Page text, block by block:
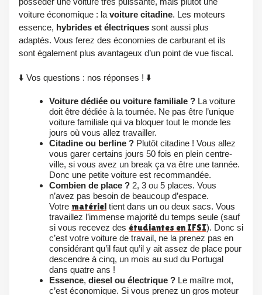
voiture économique : la voiture citadine. Les moteurs
essence, hybrides et électriques sont aussi plus
adaptés. Vous ferez des économies de carburant et ils
sont également plus avantageux d’un point de vue fiscal.
⬇️ Vos questions : nos réponses ! ⬇️
Voiture dédiée ou voiture familiale ? La voiture
doit être dédiée à la tournée. Ne pas être l’unique
voiture familiale qui va bloquer tout le monde les
jours où vous allez travailler.
Citadine ou berline ? Plutôt citadine ! Vous allez
vous garer certains jours 50 fois en plein centre-
ville, si vous avez un break ça va être une tannée.
Donc une petite voiture est recommandée.
Combien de place ? 2, 3 ou 5 places. Vous
n’avez pas besoin de beaucoup d’espace.
Votre matériel tient dans un ou deux sacs. Vous
travaillez l’immense majorité du temps seule (sauf
si vous recevez des étudiantes en IFSI). Donc si
c’est votre voiture de travail, ne la prenez pas en
considérant qu’il faut qu’il y ait assez de place pour
descendre à cinq, un mois au sud du Portugal
dans quatre ans !
Essence, diesel ou électrique ? Le maître mot,
c’est économique. Si vous prenez un gros moteur